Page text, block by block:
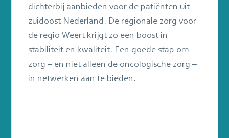
dichterbij aanbieden voor de patiënten uit
zuidoost Nederland. De regionale zorg voor
de regio Weert krijgt zo een boost in
stabiliteit en kwaliteit. Een goede stap om
zorg – en niet alleen de oncologische zorg –
in netwerken aan te bieden.